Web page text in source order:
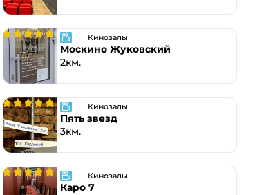
Кинозалы
Москино Жуковский
2км.
Кинозалы
Пять звезд
3км.
Кинозалы
Каро 7